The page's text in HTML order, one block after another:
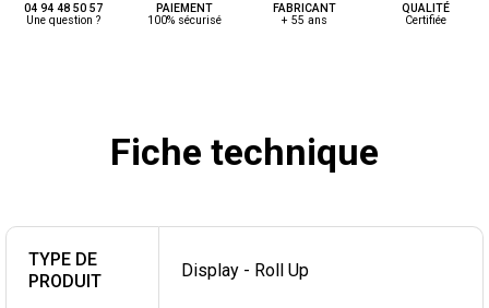
04 94 48 50 57
Une question ?
PAIEMENT
100% sécurisé
FABRICANT
+ 55 ans
QUALITÉ
Certifiée
Fiche technique
TYPE DE
PRODUIT
Display - Roll Up